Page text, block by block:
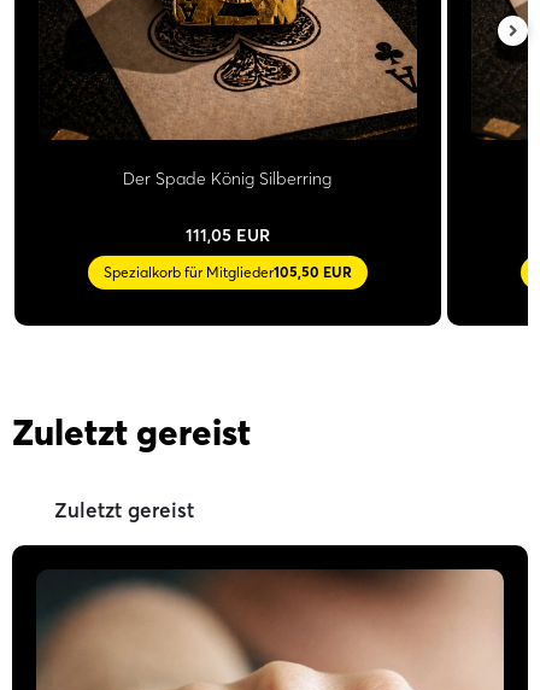
Der Spade König Silberring
111,05 EUR
Spezialkorb für Mitglieder105,50 EUR
Zuletzt gereist
Zuletzt gereist